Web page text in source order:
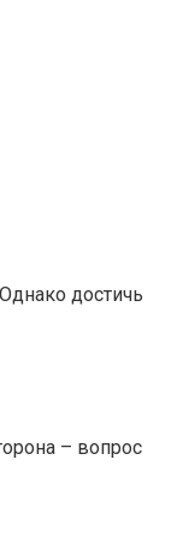
достичь
– вопрос